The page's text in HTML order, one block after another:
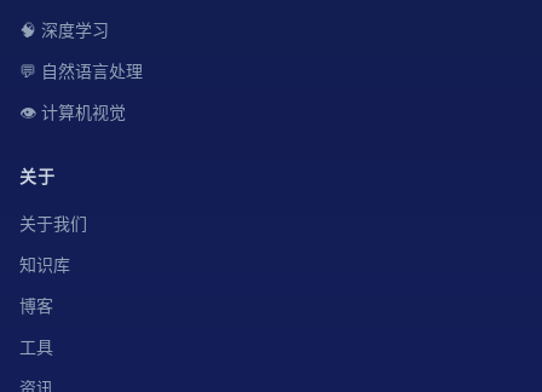
🧠 深度学习
💬 自然语言处理
👁️ 计算机视觉
关于
关于我们
知识库
博客
工具
资讯